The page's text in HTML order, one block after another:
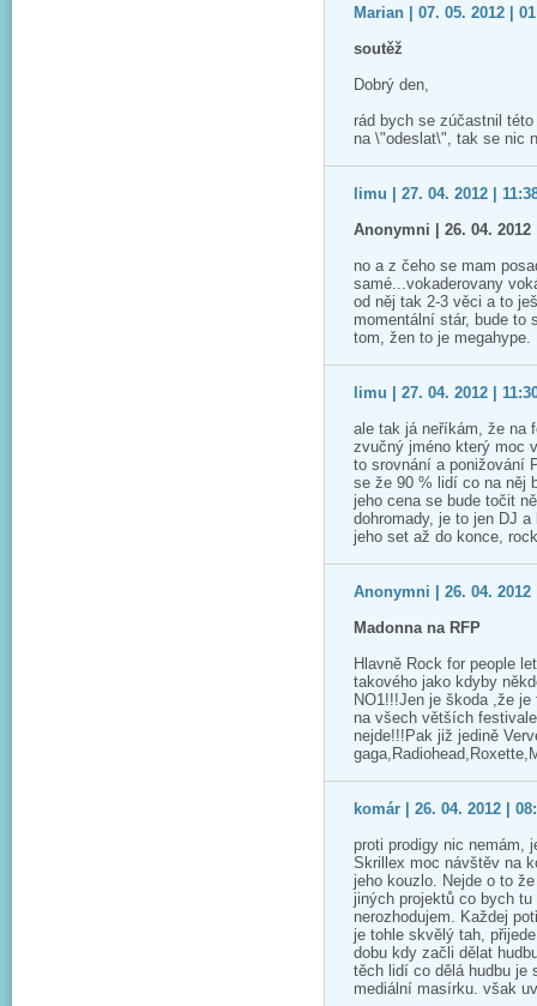
Marian | 07. 05. 2012 |
soutěž
Dobrý den,
rád bych se zúčastnil
na \"odeslat\", tak se nic
limu | 27. 04. 2012 |
Anonymni | 26. 04. 2012
no a z čeho se mam
samé...vokaderovany
od něj tak 2-3 věci a to
momentální stár, bude to
tom, žen to je megahype.
limu | 27. 04. 2012 |
ale tak já neříkám, že na
zvučný jméno který moc
to srovnání a ponižování
se že 90 % lidí co na něj
jeho cena se bude točit
dohromady, je to jen DJ
jeho set až do konce,
Anonymni | 26. 04. 2012
Madonna na RFP
Hlavně Rock for people
takového jako kdyby
NO1!!!Jen je škoda ,že
na všech větších
nejde!!!Pak již jedině
komár | 26. 04. 2012 |
proti prodigy nic nemám,
Skrillex moc návštěv na
jeho kouzlo. Nejde o to
jiných projektů co bych
nerozhodujem. Každej
je tohle skvělý tah,
dobu kdy začli dělat
těch lidí co dělá hudbu je
mediální masírku. však